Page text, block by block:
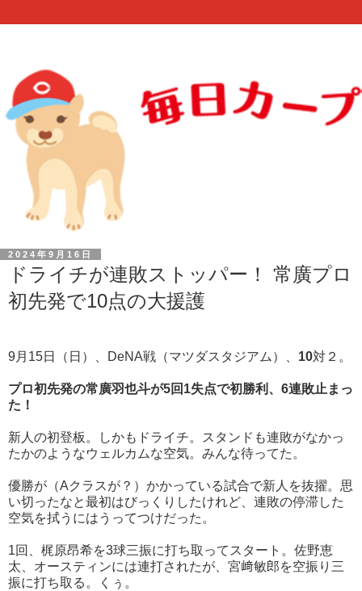
2024年9月16日
ドライチが連敗ストッパー！ 常廣プロ
初先発で10点の大援護
9月15日（日）、DeNA戦（マツダスタジアム）、 10対２。
プロ初先発の常廣羽也斗が5回1失点で初勝利、6連敗止まっ
た！
新人の初登板。しかもドライチ。スタンドも連敗がなかっ
たかのようなウェルカムな空気。みんな待ってた。
優勝が（Aクラスが？）かかっている試合で新人を抜擢。思
い切ったなと最初はびっくりしたけれど、連敗の停滞した
空気を拭うにはうってつけだった。
1回、梶原昂希を3球三振に打ち取ってスタート。佐野恵
太、オースティンには連打されたが、宮﨑敏郎を空振り三
振に打ち取る。くぅ。